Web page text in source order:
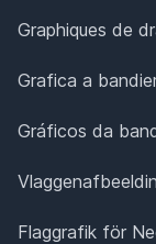
Graphiques de
Grafica a
Gráficos da
Flaggrafik för